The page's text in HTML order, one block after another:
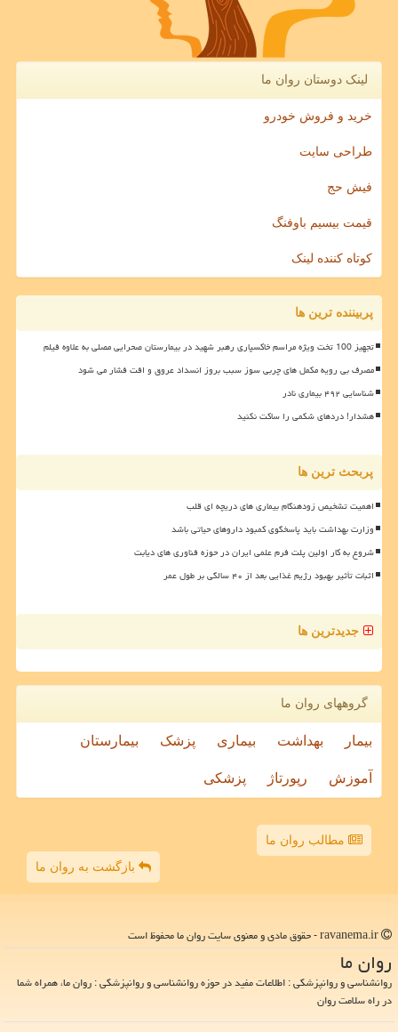
لینک دوستان روان ما
خرید و فروش خودرو
طراحی سایت
فیش حج
قیمت بیسیم باوفنگ
کوتاه کننده لینک
پربیننده ترین ها
تجهیز 100 تخت ویژه مراسم خاکسپاری رهبر شهید در بیمارستان صحرایی مصلی به علاوه فیلم
مصرف بی رویه مکمل های چربی سوز سبب بروز انسداد عروق و افت فشار می شود
شناسایی ۴۹۲ بیماری نادر
هشدار! دردهای شکمی را ساکت نکنید
پربحث ترین ها
اهمیت تشخیص زودهنگام بیماری های دریچه ای قلب
وزارت بهداشت باید پاسخگوی کمبود داروهای حیاتی باشد
شروع به کار اولین پلت فرم علمی ایران در حوزه فناوری های دیابت
اثبات تأثیر بهبود رژیم غذایی بعد از ۴۰ سالگی بر طول عمر
جدیدترین ها
گروههای روان ما
بیمار بهداشت بیماری پزشک بیمارستان
آموزش رپورتاژ پزشکی
مطالب روان ما
بازگشت به روان ما
روان ما
روانشناسی و روانپزشکی : اطلاعات مفید در حوزه روانشناسی و روانپزشکی : روان ما، همراه شما
در راه سلامت روان